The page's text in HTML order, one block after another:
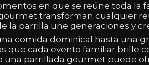
en que se reúne toda la
transforman cualquier
la parrilla une generaciones y
comida dominical hasta una
que cada evento familiar brille
una parrillada gourmet puede